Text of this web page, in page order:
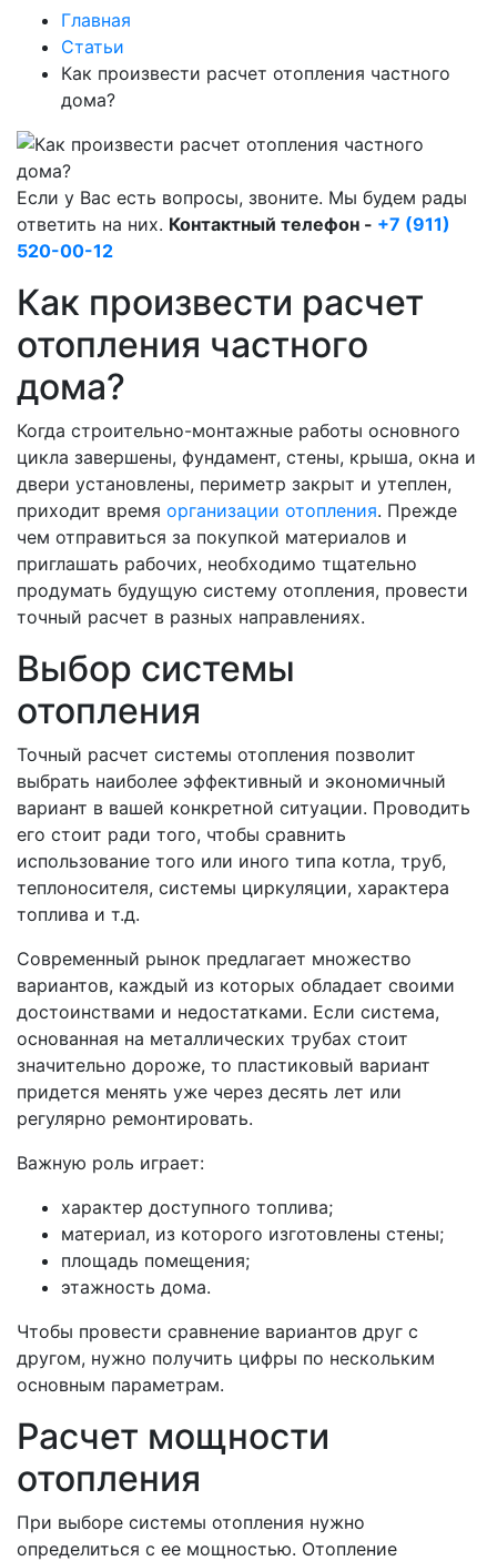
Главная
Статьи
Как произвести расчет отопления частного
дома?
Если у Вас есть вопросы, звоните. Мы будем рады
ответить на них. Контактный телефон - +7 (911)
520-00-12
Как произвести расчет
отопления частного
дома?
Когда строительно-монтажные работы основного
цикла завершены, фундамент, стены, крыша, окна и
двери установлены, периметр закрыт и утеплен,
приходит время организации отопления. Прежде
чем отправиться за покупкой материалов и
приглашать рабочих, необходимо тщательно
продумать будущую систему отопления, провести
точный расчет в разных направлениях.
Выбор системы
отопления
Точный расчет системы отопления позволит
выбрать наиболее эффективный и экономичный
вариант в вашей конкретной ситуации. Проводить
его стоит ради того, чтобы сравнить
использование того или иного типа котла, труб,
теплоносителя, системы циркуляции, характера
топлива и т.д.
Современный рынок предлагает множество
вариантов, каждый из которых обладает своими
достоинствами и недостатками. Если система,
основанная на металлических трубах стоит
значительно дороже, то пластиковый вариант
придется менять уже через десять лет или
регулярно ремонтировать.
Важную роль играет:
характер доступного топлива;
материал, из которого изготовлены стены;
площадь помещения;
этажность дома.
Чтобы провести сравнение вариантов друг с
другом, нужно получить цифры по нескольким
основным параметрам.
Расчет мощности
отопления
При выборе системы отопления нужно
определиться с ее мощностью. Отопление